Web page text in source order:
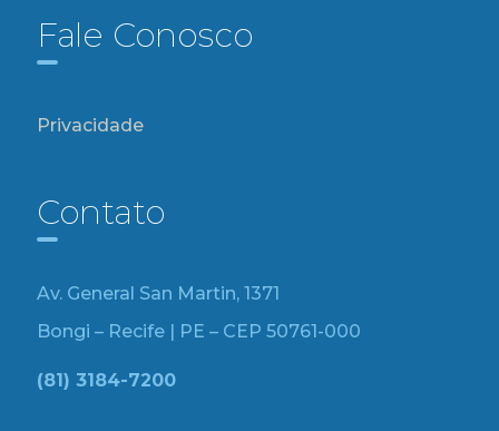
Fale Conosco
Privacidade
Contato
Av. General San Martin, 1371
Bongi – Recife | PE – CEP 50761-000
(81) 3184-7200